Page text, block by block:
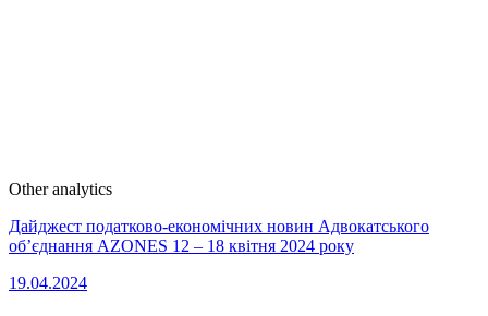
Other analytics
Дайджест податково-економічних новин Адвокатського
об’єднання AZONES 12 – 18 квітня 2024 року
19.04.2024